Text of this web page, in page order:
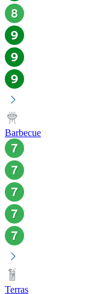
Barbecue
Terras